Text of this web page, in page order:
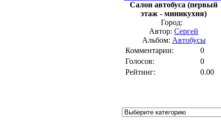
Салон автобуса (первый
этаж - миникухня)
Город:
Автор: Сергей
Альбом: Автобусы
Комментарии:
0
Голосов:
0
Рейтинг:
0.00